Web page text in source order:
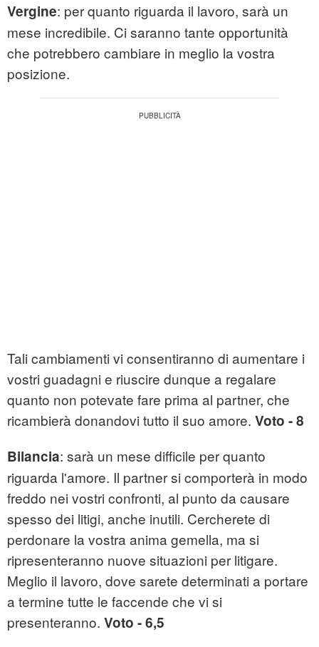
Vergine: per quanto riguarda il lavoro, sarà un
mese incredibile. Ci saranno tante opportunità
che potrebbero cambiare in meglio la vostra
posizione.
Tali cambiamenti vi consentiranno di aumentare i
vostri guadagni e riuscire dunque a regalare
quanto non potevate fare prima al partner, che
ricambierà donandovi tutto il suo amore. Voto - 8
Bilancia: sarà un mese difficile per quanto
riguarda l'amore. Il partner si comporterà in modo
freddo nei vostri confronti, al punto da causare
spesso dei litigi, anche inutili. Cercherete di
perdonare la vostra anima gemella, ma si
ripresenteranno nuove situazioni per litigare.
Meglio il lavoro, dove sarete determinati a portare
a termine tutte le faccende che vi si
presenteranno. Voto - 6,5